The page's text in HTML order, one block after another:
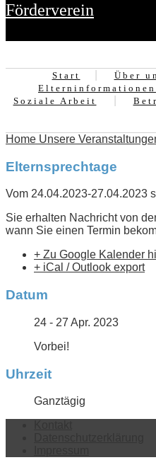
förderverein
Start Über
Elterninformationen
Soziale Arbeit
Home Unsere
Elternsprechtage
Vom 24.04.2023-27.04.2023
Sie erhalten Nachricht von
wann Sie einen Termin
+ Zu Google Kalender
+ iCal / Outlook export
Datum
24 - 27 Apr. 2023
Vorbei!
Uhrzeit
Ganztägig